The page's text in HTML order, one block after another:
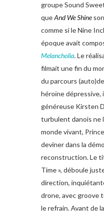
groupe Sound
queAnd We Shine
comme si le Nine
époque avait
Melancholia. Le
filmait une fin du
du parcours
héroïne dépressive,
généreuse Kirsten
turbulent danois ne
monde vivant,
deviner dans la
reconstruction. Le
Time », déboule
direction,
drone, avec groove
le refrain. Avant de